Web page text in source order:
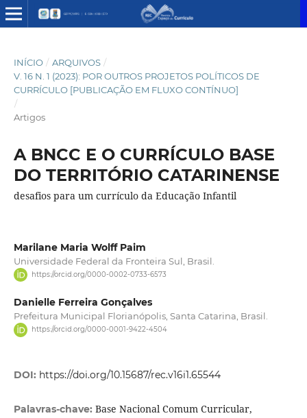
INÍCIO / ARQUIVOS /
V. 16 N. 1 (2023): POR OUTROS PROJETOS POLÍTICOS DE
CURRÍCULO [PUBLICAÇÃO EM FLUXO CONTÍNUO]
/
Artigos
A BNCC E O CURRÍCULO BASE
DO TERRITÓRIO CATARINENSE
desafios para um currículo da Educação Infantil
Marilane Maria Wolff Paim
Universidade Federal da Fronteira Sul, Brasil.
https://orcid.org/0000-0002-0733-6573
Danielle Ferreira Gonçalves
Prefeitura Municipal Florianópolis, Santa Catarina, Brasil.
https://orcid.org/0000-0001-9422-4504
DOI: https://doi.org/10.15687/rec.v16i1.65544
Palavras-chave: Base Nacional Comum Curricular,